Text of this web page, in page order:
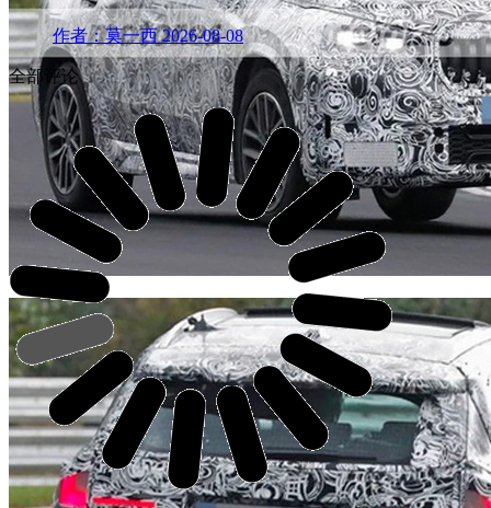
作者：莫一西 2026-08-08
全部评论